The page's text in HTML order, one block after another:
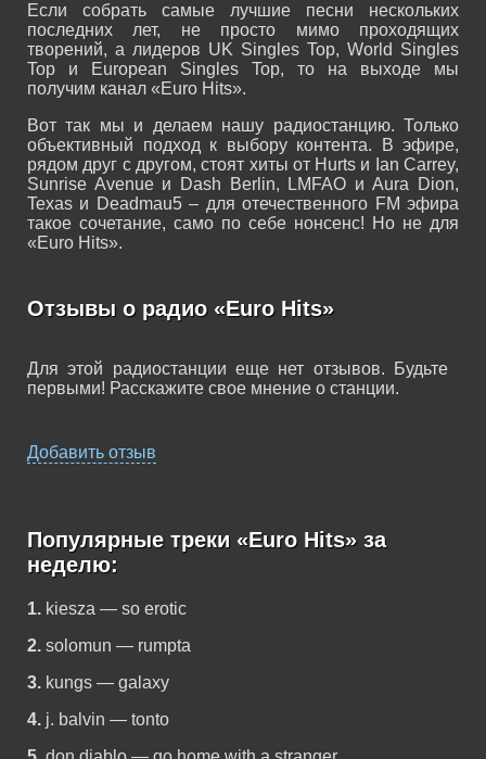
Если собрать самые лучшие песни нескольких
последних лет, не просто мимо проходящих
творений, а лидеров UK Singles Top, World Singles
Top и European Singles Top, то на выходе мы
получим канал «Euro Hits».
Вот так мы и делаем нашу радиостанцию. Только
объективный подход к выбору контента. В эфире,
рядом друг с другом, стоят хиты от Hurts и Ian Carrey,
Sunrise Avenue и Dash Berlin, LMFAO и Aura Dion,
Texas и Deadmau5 – для отечественного FM эфира
такое сочетание, само по себе нонсенс! Но не для
«Euro Hits».
Отзывы о радио «Euro Hits»
Для этой радиостанции еще нет отзывов. Будьте
первыми! Расскажите свое мнение о станции.
Добавить отзыв
Популярные треки «Euro Hits» за
неделю:
1. kiesza — so erotic
2. solomun — rumpta
3. kungs — galaxy
4. j. balvin — tonto